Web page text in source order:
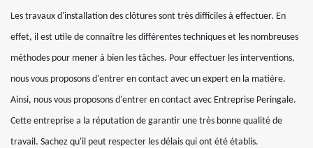
Les travaux d'installation des clôtures sont très difficiles à effectuer. En
effet, il est utile de connaître les différentes techniques et les nombreuses
méthodes pour mener à bien les tâches. Pour effectuer les interventions,
nous vous proposons d'entrer en contact avec un expert en la matière.
Ainsi, nous vous proposons d'entrer en contact avec Entreprise Peringale.
Cette entreprise a la réputation de garantir une très bonne qualité de
travail. Sachez qu'il peut respecter les délais qui ont été établis.